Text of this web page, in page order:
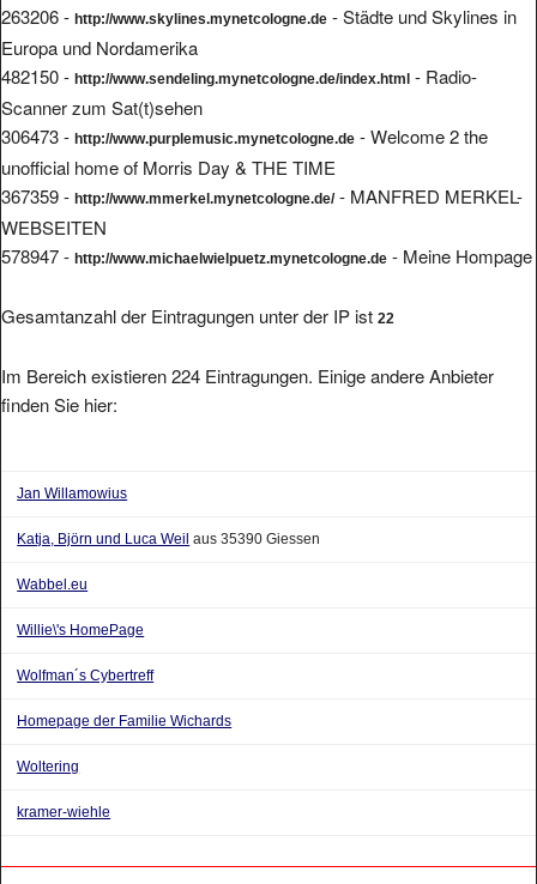
263206 - http://www.skylines.mynetcologne.de - Städte und Skylines in
Europa und Nordamerika
482150 - http://www.sendeling.mynetcologne.de/index.html - Radio-
Scanner zum Sat(t)sehen
306473 - http://www.purplemusic.mynetcologne.de - Welcome 2 the
unofficial home of Morris Day & THE TIME
367359 - http://www.mmerkel.mynetcologne.de/- MANFRED MERKEL-
WEBSEITEN
578947 - http://www.michaelwielpuetz.mynetcologne.de - Meine Hompage
Gesamtanzahl der Eintragungen unter der IP ist 22
Im Bereich existieren 224 Eintragungen. Einige andere Anbieter
finden Sie hier:
Jan Willamowius
Katja, Björn und Luca Weil aus 35390 Giessen
Wabbel.eu
Willie\'s HomePage
Wolfman´s Cybertreff
Homepage der Familie Wichards
Woltering
kramer-wiehle